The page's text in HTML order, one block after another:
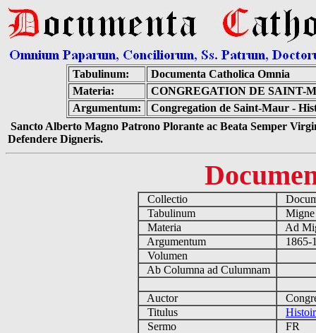
Tabulinum:
Documenta Catholica Omnia
Materia:
CONGREGATION DE SAINT-
Argumentum:
Congregation de Saint-Maur -
Sancto Alberto Magno Patrono Plorante ac Beata Semper
Defendere Digneris.
Collectio
Tabulinum
Materia
Ad
Argumentum
1865-
Volumen
Ab Columna ad Culumnam
Auctor
Titulus
Sermo
FR